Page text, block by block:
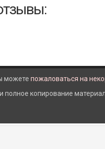
можете пожаловаться на
полное копирование